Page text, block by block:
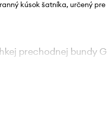
kúsok šatníka, určený
prechodnej bundy